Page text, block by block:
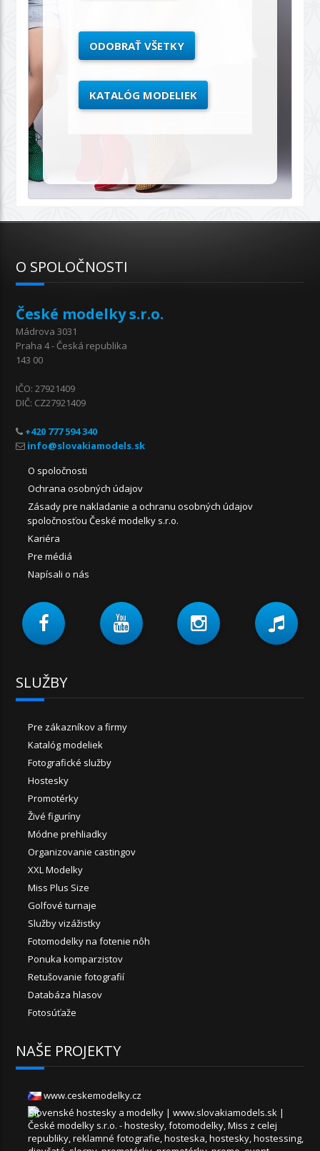
ODOBRAŤ VŠETKY
KATALÓG MODELIEK
O SPOLOČNOSTI
České modelky s.r.o.
Mádrova 3031
Praha 4 - Česká republika
143 00
IČO: 27921409
DIČ: CZ27921409
+420 777 594 340
O spoločnosti
Ochrana osobných údajov
Zásady pre nakladanie a ochranu osobných údajov
spoločnosťou České modelky s.r.o.
Kariéra
Pre médiá
Napísali o nás
SLUŽBY
Pre zákazníkov a firmy
Katalóg modeliek
Fotografické služby
Hostesky
Promotérky
Živé figuríny
Módne prehliadky
Organizovanie castingov
XXL Modelky
Miss Plus Size
Golfové turnaje
Služby vizážistky
Fotomodelky na fotenie nôh
Ponuka komparzistov
Retušovanie fotografií
Databáza hlasov
Fotosúťaže
NAŠE PROJEKTY
www.ceskemodelky.cz